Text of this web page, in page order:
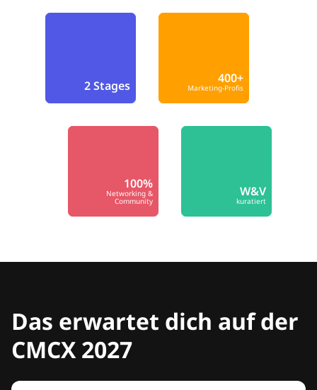
2 Stages 400+
Marketing-Profis
100%
Networking &
Community
W&V
kuratiert
Das erwartet dich auf der
CMCX 2027